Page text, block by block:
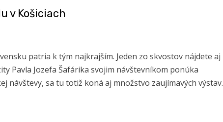
v Košiciach
patria k tým najkrajším. Jeden zo skvostov nájdete aj
Pavla Jozefa Šafárika svojim návštevníkom ponúka
návštevy, sa tu totiž koná aj množstvo zaujímavých výstav.